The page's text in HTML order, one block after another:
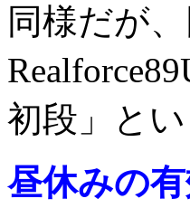
同様だが
初段」と
昼休みの